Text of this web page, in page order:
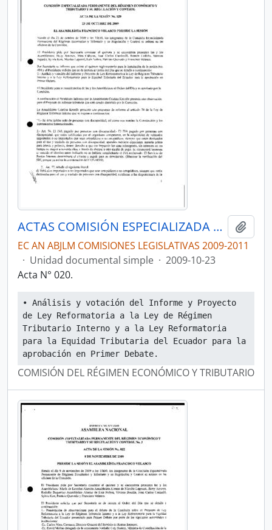
ACTAS COMISIÓN ESPECIALIZADA PERMANENTE DEL RÉGIMEN ECONÓMICO Y TRIBUTARIO Y SU REGULACIÓN Y CONTROL
EC AN ABJLM COMISIONES LEGISLATIVAS 2009-2011
· Unidad documental simple · 2009-10-23
Acta N° 020.
• Análisis y votación del Informe y Proyecto
de Ley Reformatoria a la Ley de Régimen
Tributario Interno y a la Ley Reformatoria
para la Equidad Tributaria del Ecuador para la
aprobación en Primer Debate.
COMISIÓN DEL RÉGIMEN ECONÓMICO Y TRIBUTARIO